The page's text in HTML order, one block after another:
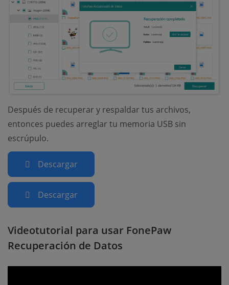
Después de recuperar y respaldar tus archivos,
entonces puedes arreglar tu memoria USB sin
escrúpulo.
Descargar
Descargar
Videotutorial para usar FonePaw
Recuperación de Datos